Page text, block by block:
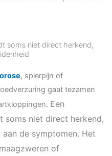
soms niet direct herkend,
, spierpijn of
gaat tezamen
Een
soms niet direct herkend,
de symptomen. Het
of